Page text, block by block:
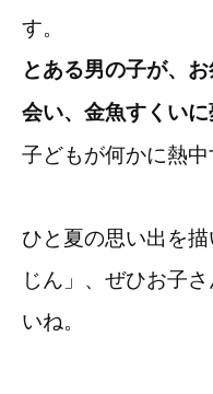
す。
とある男の子が、
会い、金魚すくいに
子どもが何かに熱
ひと夏の思い出を
じん」、ぜひお子
いね。